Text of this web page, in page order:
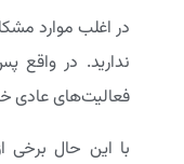
در اغلب موارد
ندارید. در واقع
فعالیت‌های عادی
با این حال